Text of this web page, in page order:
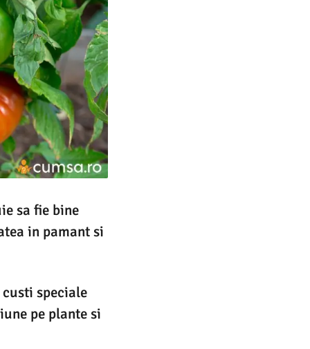
sa fie bine
in pamant si
speciale
pe plante si